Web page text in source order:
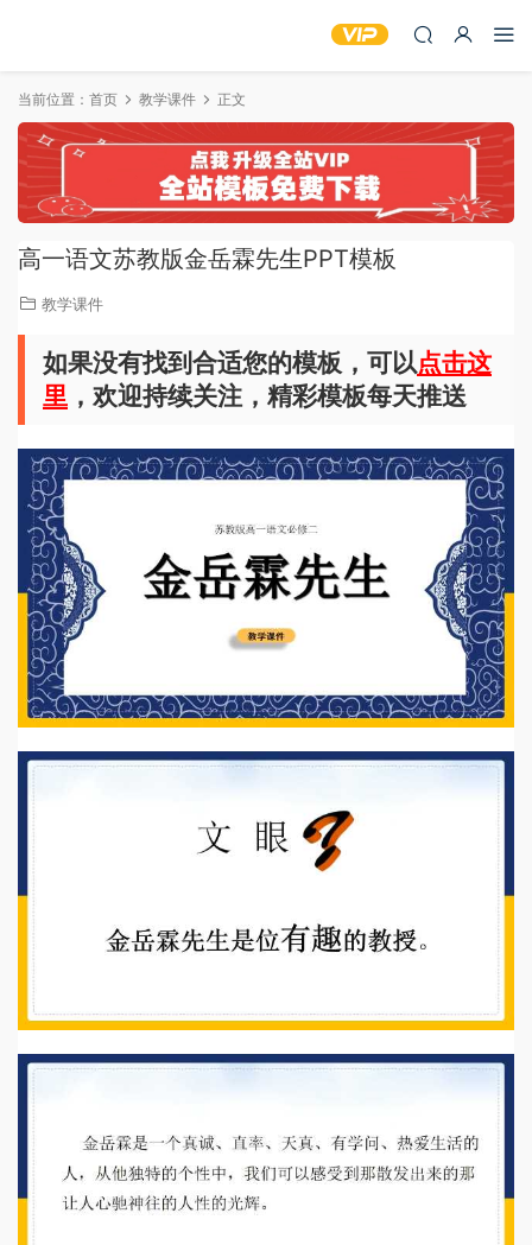
当前位置： 首页 教学课件 正文
高一语文苏教版金岳霖先生PPT模板
教学课件
如果没有找到合适您的模板，可以点击这
里 ，欢迎持续关注，精彩模板每天推送